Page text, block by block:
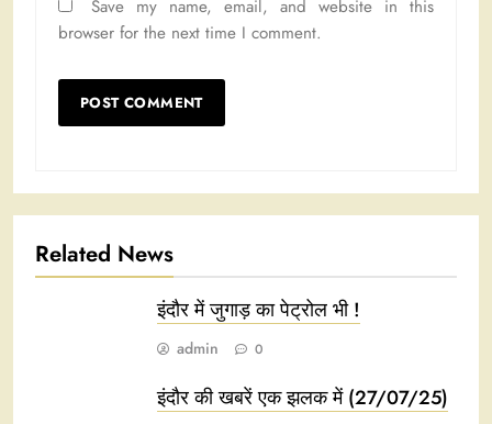
Save my name, email, and website in this
browser for the next time I comment.
Related News
इंदौर में जुगाड़ का पेट्रोल भी !
admin 0
इंदौर की खबरें एक झलक में (27/07/25)